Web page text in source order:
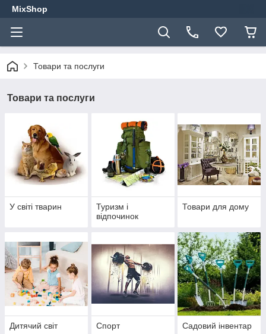
MixShop
Товари та послуги
Товари та послуги
У світі тварин
Туризм і
відпочинок
Товари для дому
Дитячий світ Спорт Садовий інвентар